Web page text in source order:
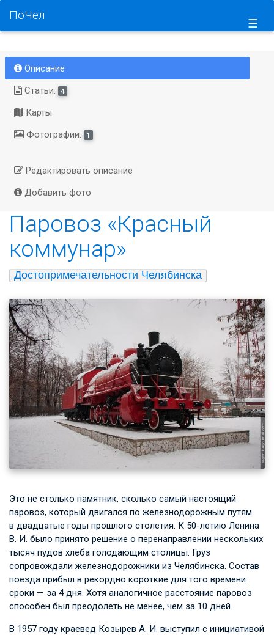
☰
ПоЧел
Описание
Статьи:
4
Карты
Фотографии:
1
Редактировать описание
Добавить фото
Паровоз «Красный
коммунар»
Достопримечательности Челябинска
Это не столько памятник, сколько самый настоящий
паровоз, который двигался по железнодорожным путям
в двадцатые годы прошлого столетия. К 50-летию Ленина
В. И. было принято решение о перенаправлении нескольких
тысяч пудов хлеба голодающим столицы. Груз
сопровождали железнодорожники из Челябинска. Состав
поезда прибыл в рекордно короткие для того времени
сроки — за 4 дня. Хотя аналогичное расстояние паровоз
способен был преодолеть не менее, чем за 10 дней.
В 1957 году краевед Козырев А. И. выступил с инициативой